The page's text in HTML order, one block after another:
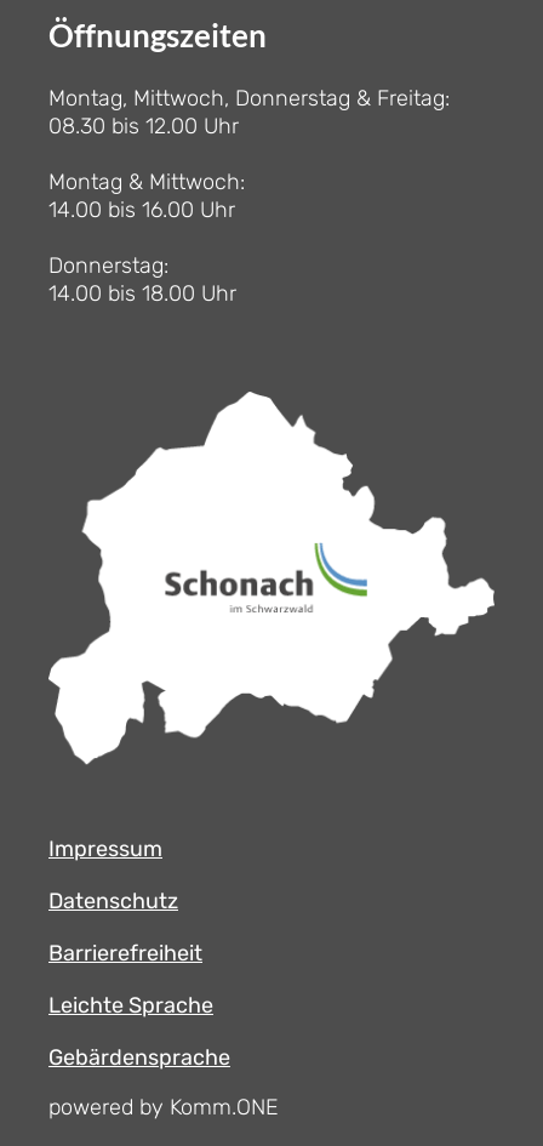
Öffnungszeiten
Montag, Mittwoch, Donnerstag & Freitag:
08.30 bis 12.00 Uhr
Montag & Mittwoch:
14.00 bis 16.00 Uhr
Donnerstag:
14.00 bis 18.00 Uhr
Impressum
Datenschutz
Barrierefreiheit
Leichte Sprache
Gebärdensprache
powered by Komm.ONE